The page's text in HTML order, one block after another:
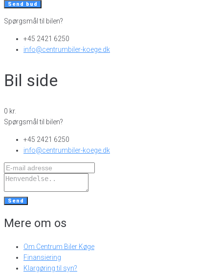
Send bud
Spørgsmål til bilen?
+45 2421 6250
info@centrumbiler-koege.dk
Bil side
0 kr.
Spørgsmål til bilen?
+45 2421 6250
info@centrumbiler-koege.dk
Send
Mere om os
Om Centrum Biler Køge
Finansiering
Klargøring til syn?